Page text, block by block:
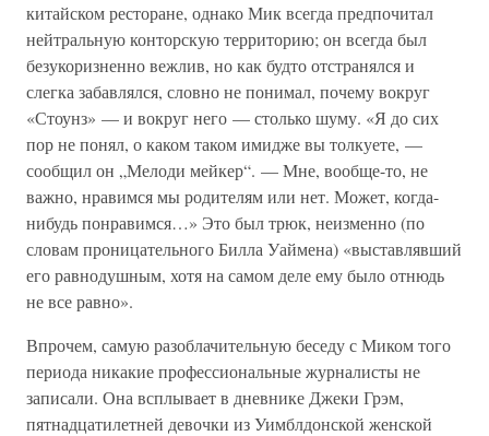
китайском ресторане, однако Мик всегда предпочитал
нейтральную конторскую территорию; он всегда был
безукоризненно вежлив, но как будто отстранялся и
слегка забавлялся, словно не понимал, почему вокруг
«Стоунз» — и вокруг него — столько шуму. «Я до сих
пор не понял, о каком таком имидже вы толкуете, —
сообщил он „Мелоди мейкер“. — Мне, вообще-то, не
важно, нравимся мы родителям или нет. Может, когда-
нибудь понравимся…» Это был трюк, неизменно (по
словам проницательного Билла Уаймена) «выставлявший
его равнодушным, хотя на самом деле ему было отнюдь
не все равно».
Впрочем, самую разоблачительную беседу с Миком того
периода никакие профессиональные журналисты не
записали. Она всплывает в дневнике Джеки Грэм,
пятнадцатилетней девочки из Уимблдонской женской